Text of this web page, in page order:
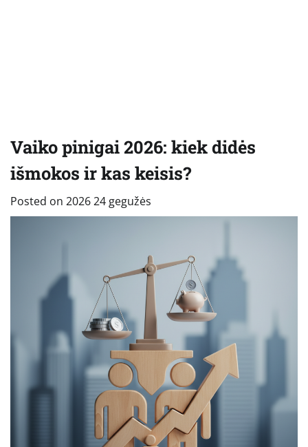
Vaiko pinigai 2026: kiek didės
išmokos ir kas keisis?
Posted on 2026 24 gegužės